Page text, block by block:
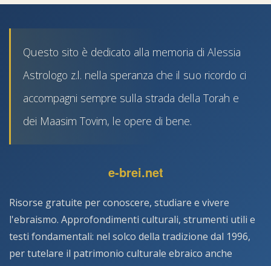
Questo sito è dedicato alla memoria di Alessia
Astrologo z.l. nella speranza che il suo ricordo ci
accompagni sempre sulla strada della Torah e
dei Maasim Tovim, le opere di bene.
e-brei.net
Risorse gratuite per conoscere, studiare e vivere
l'ebraismo. Approfondimenti culturali, strumenti utili e
testi fondamentali: nel solco della tradizione dal 1996,
per tutelare il patrimonio culturale ebraico anche